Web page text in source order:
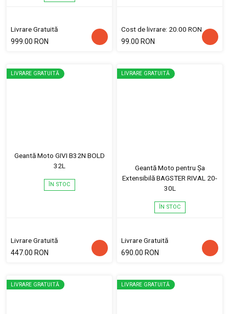
Livrare Gratuită
999.00 RON
Cost de livrare: 20.00 RON
99.00 RON
LIVRARE GRATUITĂ
Geantă Moto GIVI B32N BOLD
32L
ÎN STOC
Livrare Gratuită
447.00 RON
LIVRARE GRATUITĂ
Geantă Moto pentru Șa
Extensibilă BAGSTER RIVAL 20-
30L
ÎN STOC
Livrare Gratuită
690.00 RON
LIVRARE GRATUITĂ LIVRARE GRATUITĂ